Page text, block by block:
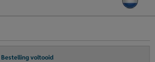
Bestelling voltooid